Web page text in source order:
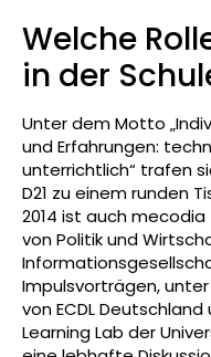
Welche
in der
Unter dem Motto
und Erfahrungen:
unterrichtlich“ trafen
D21 zu einem runden
2014 ist auch
von Politik und
Impulsvorträgen,
von ECDL
Learning Lab der